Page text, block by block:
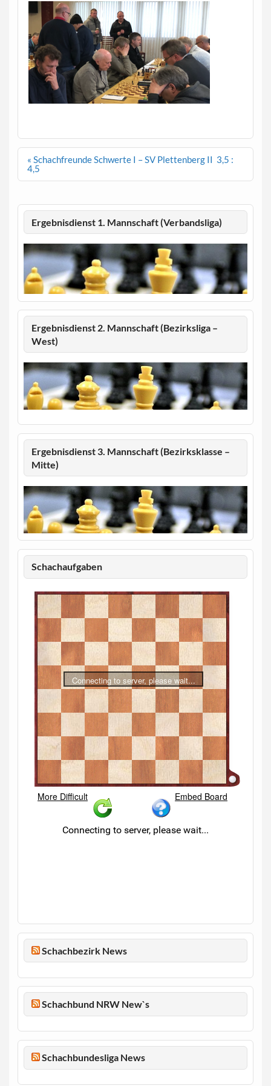
Beitragsnavigation
« Schachfreunde Schwerte I – SV Plettenberg II 3,5 :
4,5
Ergebnisdienst 1. Mannschaft (Verbandsliga)
Ergebnisdienst 2. Mannschaft (Bezirksliga –
West)
Ergebnisdienst 3. Mannschaft (Bezirksklasse –
Mitte)
Schachaufgaben
Schachbezirk News
Schachbund NRW New`s
Schachbundesliga News